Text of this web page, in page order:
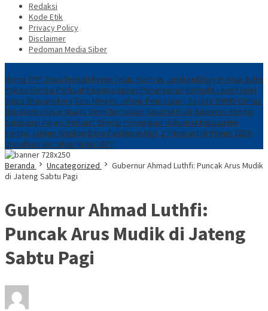
Redaksi
Kode Etik
Privacy Policy
Disclaimer
Pedoman Media Siber
Honor TPP Jawa Tengah Kerap Telat, Kontrak Janjikan Dibayar Awal Bulan
Polres Kendal Perkuat Kesiapsiagaan Penanganan Karhutla Lewat Apel
Siaga Bhayangkara Satu Minggu Jelang Penutupan, Satgas TMMD Ormas
dan Warga Kejar Waktu Demi Tuntaskan Sasaran Fisik Kapolres Kendal
Sambangi Kejari, Perkuat Sinergi Penegakan Hukum di Kabupaten
Kendal Jateng Siapkan Dana Cadangan Rp1,2 Triliun untuk Pilgub 2029,
Disisihkan Bertahap Mulai 2027
Beranda
Uncategorized
Gubernur Ahmad Luthfi: Puncak Arus Mudik
di Jateng Sabtu Pagi
Gubernur Ahmad Luthfi:
Puncak Arus Mudik di Jateng
Sabtu Pagi